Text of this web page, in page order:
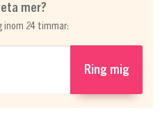
mer?
inom 24 timmar:
Ring mig